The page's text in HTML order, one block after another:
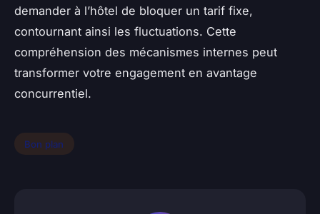
demander à l’hôtel de bloquer un tarif fixe,
contournant ainsi les fluctuations. Cette
compréhension des mécanismes internes peut
transformer votre engagement en avantage
concurrentiel.
Bon plan